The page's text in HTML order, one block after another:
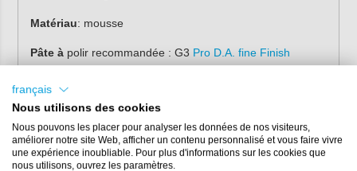
Matériau: mousse
Pâte àpolir recommandée : G3 Pro D.A. fine Finish
Machine à polir
Action Machine
français
Nous utilisons des cookies
Nous pouvons les placer pour analyser les données de nos visiteurs,
améliorer notre site Web, afficher un contenu personnalisé et vous faire vivre
une expérience inoubliable. Pour plus d'informations sur les cookies que
nous utilisons, ouvrez les paramètres.